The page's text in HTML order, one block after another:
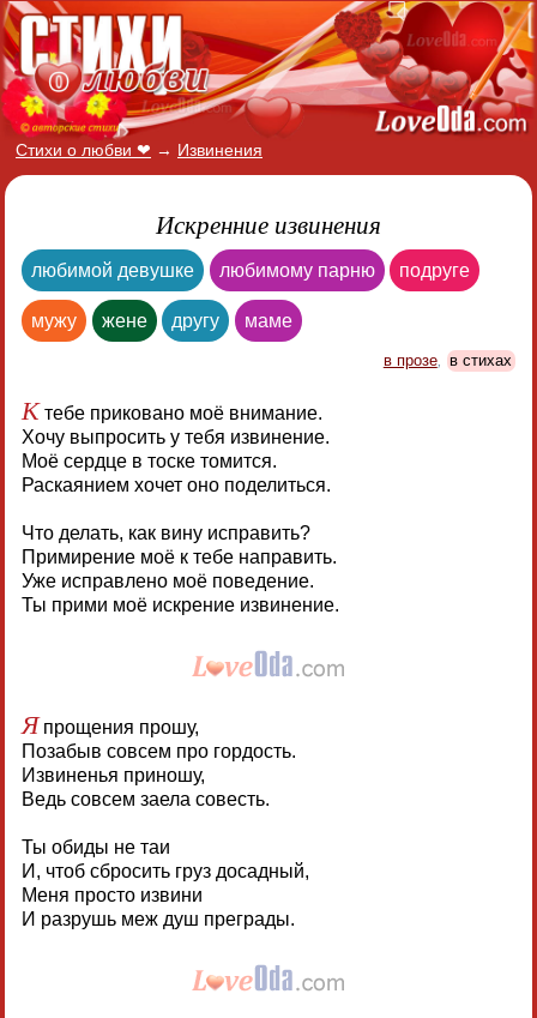
Стихи о любви ❤ → Извинения
Искренние извинения
любимой девушке любимому парню подруге
мужу жене другу маме
в прозе, в стихах
К тебе приковано моё внимание.
Хочу выпросить у тебя извинение.
Моё сердце в тоске томится.
Раскаянием хочет оно поделиться.
Что делать, как вину исправить?
Примирение моё к тебе направить.
Уже исправлено моё поведение.
Ты прими моё искрение извинение.
Япрощения прошу,
Позабыв совсем про гордость.
Извиненья приношу,
Ведь совсем заела совесть.
Ты обиды не таи
И, чтоб сбросить груз досадный,
Меня просто извини
И разрушь меж душ преграды.